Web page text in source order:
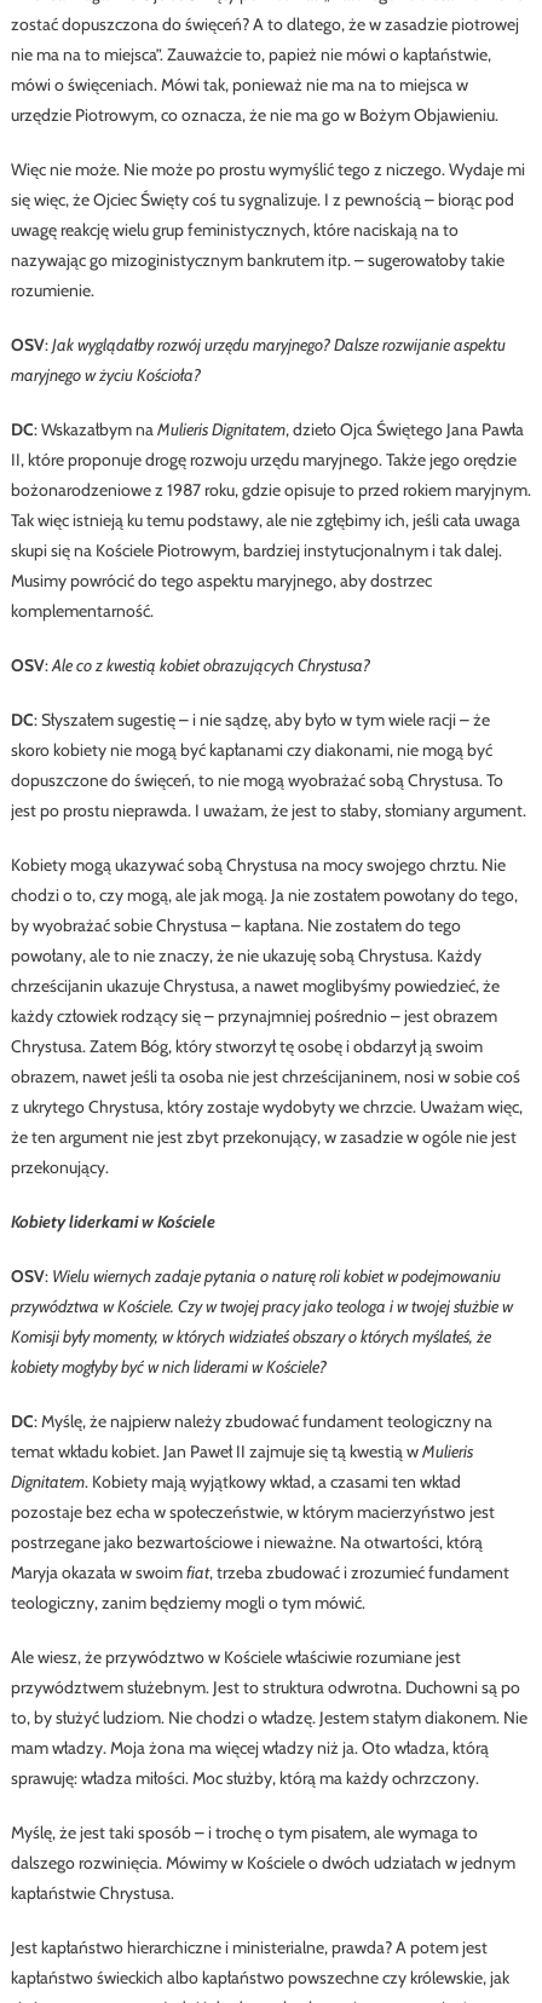
zostać dopuszczona do święceń? A to dlatego, że w zasadzie piotrowej
nie ma na to miejsca”. Zauważcie to, papież nie mówi o kapłaństwie,
mówi o święceniach. Mówi tak, ponieważ nie ma na to miejsca w
urzędzie Piotrowym, co oznacza, że nie ma go w Bożym Objawieniu.
Więc nie może. Nie może po prostu wymyślić tego z niczego. Wydaje mi
się więc, że Ojciec Święty coś tu sygnalizuje. I z pewnością – biorąc pod
uwagę reakcję wielu grup feministycznych, które naciskają na to
nazywając go mizoginistycznym bankrutem itp. – sugerowałoby takie
rozumienie.
OSV:Jak wyglądałby rozwój urzędu maryjnego? Dalsze rozwijanie aspektu
maryjnego w życiu Kościoła?
DC: Wskazałbym naMulieris Dignitatem, dzieło Ojca Świętego Jana Pawła
II, które proponuje drogę rozwoju urzędu maryjnego. Także jego orędzie
bożonarodzeniowe z 1987 roku, gdzie opisuje to przed rokiem maryjnym.
Tak więc istnieją ku temu podstawy, ale nie zgłębimy ich, jeśli cała uwaga
skupi się na Kościele Piotrowym, bardziej instytucjonalnym i tak dalej.
Musimy powrócić do tego aspektu maryjnego, aby dostrzec
komplementarność.
OSV:Ale co z kwestią kobiet obrazujących Chrystusa?
DC: Słyszałem sugestię – i nie sądzę, aby było w tym wiele racji – że
skoro kobiety nie mogą być kapłanami czy diakonami, nie mogą być
dopuszczone do święceń, to nie mogą wyobrażać sobą Chrystusa. To
jest po prostu nieprawda. I uważam, że jest to słaby, słomiany argument.
Kobiety mogą ukazywać sobą Chrystusa na mocy swojego chrztu. Nie
chodzi o to, czy mogą, ale jak mogą. Ja nie zostałem powołany do tego,
by wyobrażać sobie Chrystusa – kapłana. Nie zostałem do tego
powołany, ale to nie znaczy, że nie ukazuję sobą Chrystusa. Każdy
chrześcijanin ukazuje Chrystusa, a nawet moglibyśmy powiedzieć, że
każdy człowiek rodzący się – przynajmniej pośrednio – jest obrazem
Chrystusa. Zatem Bóg, który stworzył tę osobę i obdarzył ją swoim
obrazem, nawet jeśli ta osoba nie jest chrześcijaninem, nosi w sobie coś
z ukrytego Chrystusa, który zostaje wydobyty we chrzcie. Uważam więc,
że ten argument nie jest zbyt przekonujący, w zasadzie w ogóle nie jest
przekonujący.
Kobiety liderkami w Kościele
OSV: Wielu wiernych zadaje pytania o naturę roli kobiet w podejmowaniu
przywództwa w Kościele. Czy w twojej pracy jako teologa i w twojej służbie w
Komisji były momenty, w których widziałeś obszary o których myślałeś, że
kobiety mogłyby być w nich liderami w Kościele?
DC: Myślę, że najpierw należy zbudować fundament teologiczny na
temat wkładu kobiet. Jan Paweł II zajmuje się tą kwestią wMulieris
Dignitatem. Kobiety mają wyjątkowy wkład, a czasami ten wkład
pozostaje bez echa w społeczeństwie, w którym macierzyństwo jest
postrzegane jako bezwartościowe i nieważne. Na otwartości, którą
Maryja okazała w swoimfiat, trzeba zbudować i zrozumieć fundament
teologiczny, zanim będziemy mogli o tym mówić.
Ale wiesz, że przywództwo w Kościele właściwie rozumiane jest
przywództwem służebnym. Jest to struktura odwrotna. Duchowni są po
to, by służyć ludziom. Nie chodzi o władzę. Jestem stałym diakonem. Nie
mam władzy. Moja żona ma więcej władzy niż ja. Oto władza, którą
sprawuję: władza miłości. Moc służby, którą ma każdy ochrzczony.
Myślę, że jest taki sposób – i trochę o tym pisałem, ale wymaga to
dalszego rozwinięcia. Mówimy w Kościele o dwóch udziałach w jednym
kapłaństwie Chrystusa.
Jest kapłaństwo hierarchiczne i ministerialne, prawda? A potem jest
kapłaństwo świeckich albo kapłaństwo powszechne czy królewskie, jak